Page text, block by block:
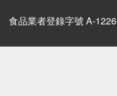
食品業者登錄字號 A-